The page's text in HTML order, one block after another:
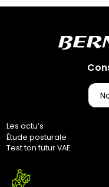
Les actu’s
Étude posturale
Test ton futur VAE